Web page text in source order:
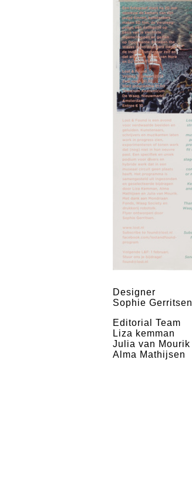
Designer
Sophie Gerritsen
Editorial Team
Liza kemman
Julia van Mourik
Alma Mathijsen